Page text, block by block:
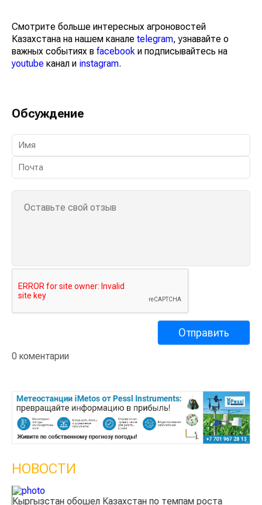
Смотрите больше интересных агроновостей
Казахстана на нашем канале telegram, узнавайте о
важных событиях в facebook и подписывайтесь на
youtube канал и instagram.
Обсуждение
0 коментарии
НОВОСТИ
Кыргызстан обошел Казахстан по темпам роста